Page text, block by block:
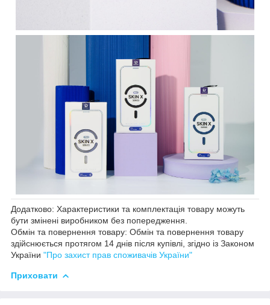
Додатково: Характеристики та комплектація товару можуть
бути змінені виробником без попередження.
Обмін та повернення товару: Обмін та повернення товару
здійснюється протягом 14 днів після купівлі, згідно із Законом
України "Про захист прав споживачів України"
Приховати